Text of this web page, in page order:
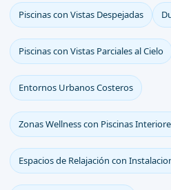
Piscinas con Vistas Despejadas
Piscinas con Vistas Parciales al Cielo
Entornos Urbanos Costeros
Zonas Wellness con Piscinas
Espacios de Relajación con